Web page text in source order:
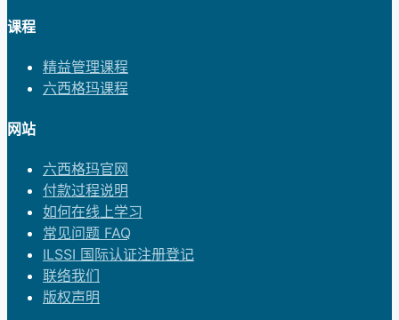
课程
精益管理课程
六西格玛课程
网站
六西格玛官网
付款过程说明
如何在线上学习
常见问题 FAQ
ILSSI 国际认证注册登记
联络我们
版权声明